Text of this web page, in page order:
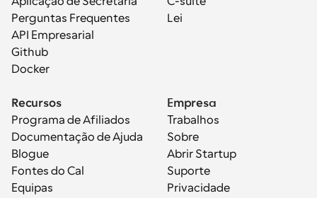
Perguntas Frequentes
API Empresarial
Github
Docker
Lei
Recursos
Programa de Afiliados
Documentação de Ajuda
Blogue
Fontes do Cal
Equipas
Empresa
Trabalhos
Sobre
Abrir Startup
Suporte
Privacidade